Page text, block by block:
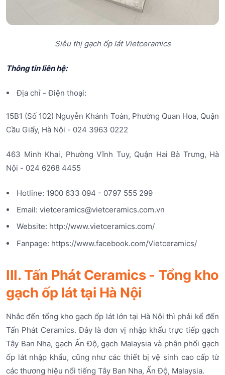
Siêu thị gạch ốp lát Vietceramics
Thông tin liên hệ:
Địa chỉ - Điện thoại:
15B1 (Số 102) Nguyễn Khánh Toàn, Phường Quan Hoa, Quận
Cầu Giấy, Hà Nội - 024 3963 0222
463 Minh Khai, Phường Vĩnh Tuy, Quận Hai Bà Trưng, Hà
Nội - 024 6268 4455
Hotline: 1900 633 094 - 0797 555 299
Email: vietceramics@vietceramics.com.vn
Website: http://www.vietceramics.com/
Fanpage: https://www.facebook.com/Vietceramics/
III. Tấn Phát Ceramics - Tổng kho
gạch ốp lát tại Hà Nội
Nhắc đến tổng kho gạch ốp lát lớn tại Hà Nội thì phải kể đến
Tấn Phát Ceramics. Đây là đơn vị nhập khẩu trực tiếp gạch
Tây Ban Nha, gạch Ấn Độ, gạch Malaysia và phân phối gạch
ốp lát nhập khẩu, cũng như các thiết bị vệ sinh cao cấp từ
các thương hiệu nổi tiếng Tây Ban Nha, Ấn Độ, Malaysia.